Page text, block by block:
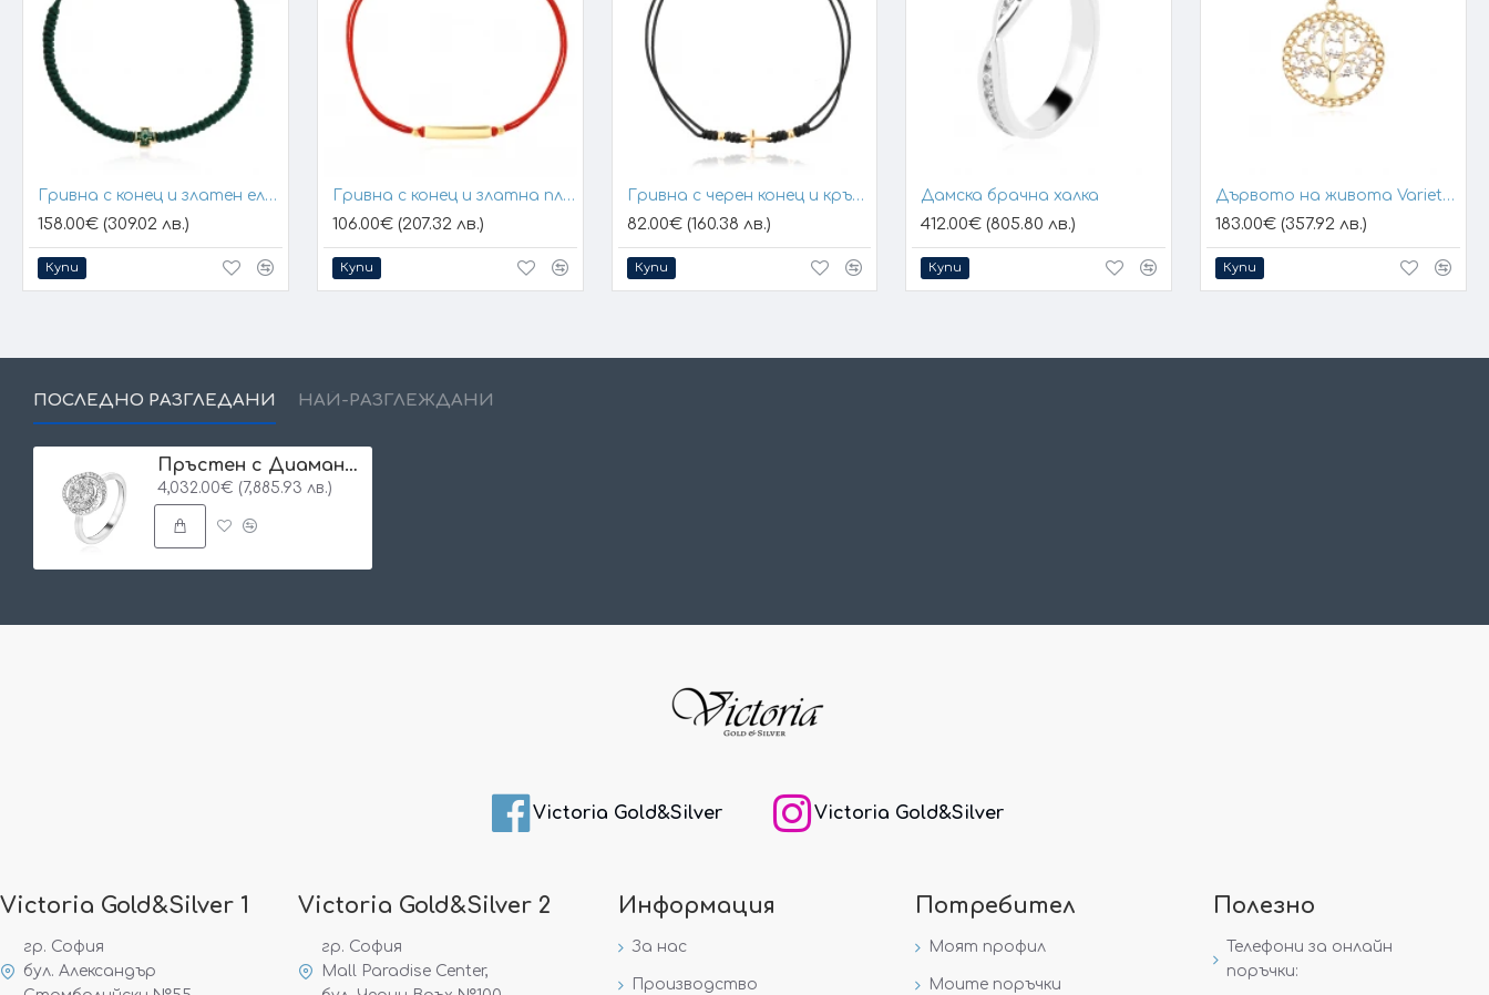
Гривна с конец и златен елемент кръст
158.00€ (309.02 лв.)
Купи
Гривна с конец и златна плочка за гравиране
106.00€ (207.32 лв.)
Купи
Гривна с черен конец и кръстче
82.00€ (160.38 лв.)
Купи
Дамска брачна халка
412.00€ (805.80 лв.)
Купи
Дървото на живота Variety 1
183.00€ (357.92 лв.)
Купи
ПОСЛЕДНО РАЗГЛЕДАНИ НАЙ-РАЗГЛЕЖДАНИ
Пръстен с Диаманти Noxa
4,032.00€ (7,885.93 лв.)
Victoria Gold&Silver Victoria Gold&Silver
Victoria Gold&Silver 1
гр. София
бул. Александър
Victoria Gold&Silver 2
гр. София
Mall Paradise Center,
Информация
За нас
Производство
Потребител
Моят профил
Моите поръчки
Полезно
Телефони за онлайн
поръчки: